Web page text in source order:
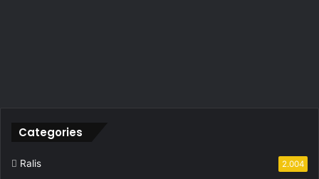
Categories
Ralis 2.004